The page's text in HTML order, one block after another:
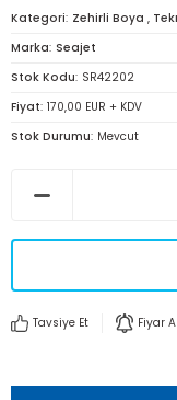
Kategori Zehirli Boya ,
Marka Seajet
Stok Kodu SR42202
Fiyat 170,00 EUR + KDV
Stok Durumu Mevcut
Tavsiye Et Fiyar